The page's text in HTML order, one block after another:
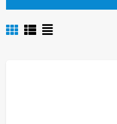
интернет-магазине